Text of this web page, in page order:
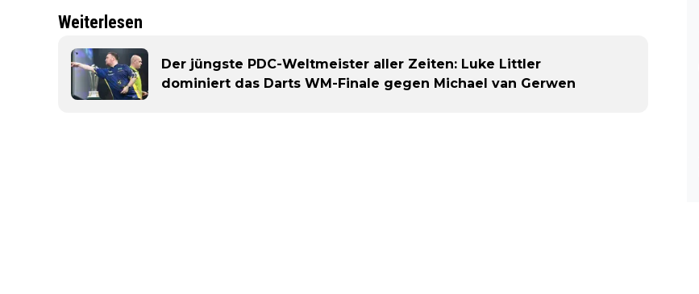
Weiterlesen
Der jüngste PDC-Weltmeister aller Zeiten: Luke Littler
dominiert das Darts WM-Finale gegen Michael van Gerwen